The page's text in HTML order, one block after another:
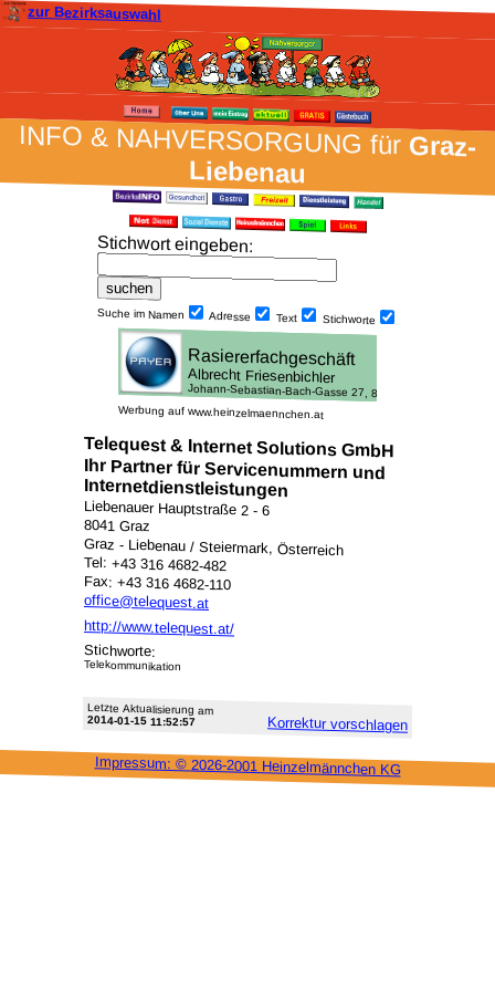
zur Bezirksauswahl
INFO & NAH­VER­SORG­UNG fürGraz-
Liebenau
Stich­wort ein­geben:
Suche im Namen Adresse Text Stich­worte
Werbung auf www.heinzelmaennchen.at
Telequest & Internet Solutions GmbH
Ihr Partner für Servicenummern und
Internetdienstleistungen
Liebenauer Hauptstraße 2 - 6
8041 Graz
Graz - Liebenau / Steiermark, Österreich
Tel: +43 316 4682-482
Fax: +43 316 4682-110
office@telequest.at
http://www.telequest.at/
Stichworte:
Telekommunikation
Letzte Aktu­alisie­rung am
2014-01-15 11:52:57 Korrektur vor­schlagen
Impressum: © 2026-2001 Heinzel­männchen KG